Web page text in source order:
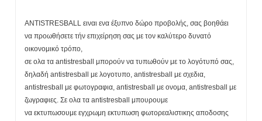
ANTISTRESBALL ειναι ενα έξυπνο δώρο προβολής, σας βοηθάει
να προωθήσετε τήν επιχείρηση σας με τον καλύτερο δυνατό
οικονομικό τρόπο,
σε ολα τα antistresball μπορούν να τυπωθούν με το λογότυπό σας,
δηλαδή antistresball με λογοτυπο, antistresball με σχεδια,
antistresball με φωτογραφια, antistresball με ονομα, antistresball με
ζωγραφιες. Σε ολα τα antistresball μπουρουμε
να εκτυπωσουμε εγχρωμη εκτυπωση φωτορεαλιστικης αποδοσης